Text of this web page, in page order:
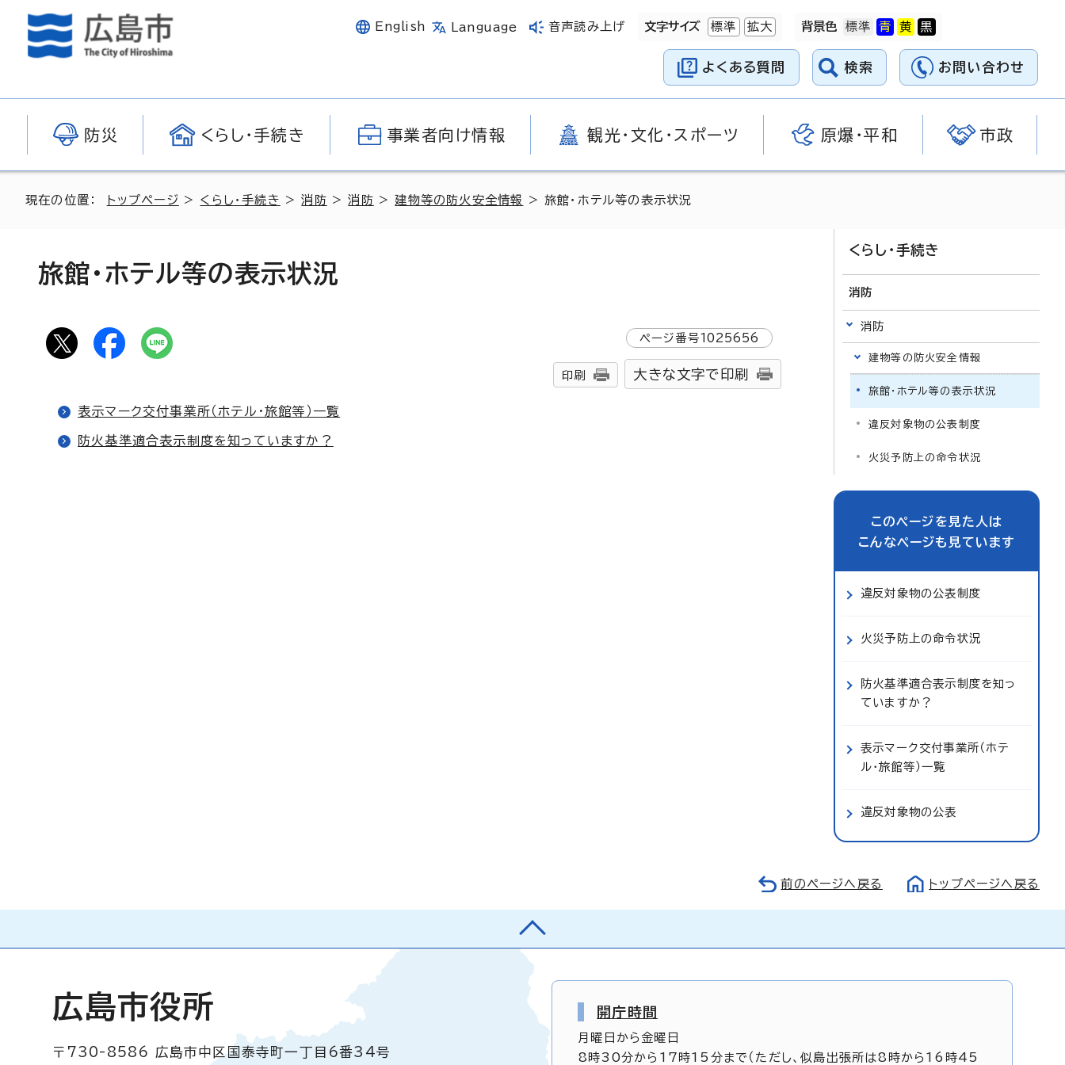
English Language 音声読み上げ 文字サイズ 標準 拡大 背景色
よくある質問 検索 お問い合わせ
防災 くらし・手続き 事業者向け情報 観光・文化・スポーツ 原爆・平和 市政
現在の位置： トップページ > くらし・手続き >消防 >消防 >建物等の防火安全情報 > 旅館・ホテル等の表示状況
旅館・ホテル等の表示状況
ページ番号1025656
印刷 大きな文字で印刷
表示マーク交付事業所（ホテル・旅館等）一覧
防火基準適合表示制度を知っていますか？
くらし・手続き
消防
消防
建物等の防火安全情報
旅館・ホテル等の表示状況
違反対象物の公表制度
火災予防上の命令状況
このページを見た人は
こんなページも見ています
違反対象物の公表制度
火災予防上の命令状況
防火基準適合表示制度を知っ
ていますか？
表示マーク交付事業所（ホテ
ル・旅館等）一覧
違反対象物の公表
前のページへ戻る トップページへ戻る
広島市役所
〒730-8586 広島市中区国泰寺町一丁目6番34号
開庁時間
月曜日から金曜日
8時30分から17時15分まで（ただし、似島出張所は8時から16時45